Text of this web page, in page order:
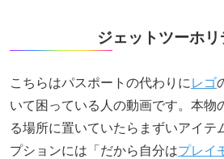
ジェットツーホリ
こちらはパスポートの代わりに レゴ
いて困っている人の動画です。本物
る場所に置いていたらまずいアイテ
プションには「だから自分はプレイ